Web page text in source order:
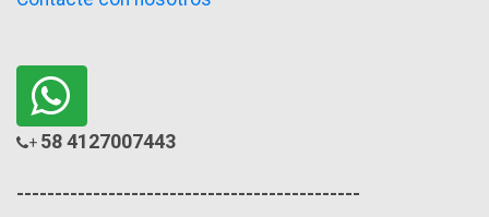
+ 58 4127007443
---------------------------------------------